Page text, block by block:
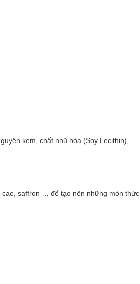
kem, chất nhũ hóa (Soy Lecithin),
cao, saffron … để tạo nên những món thức